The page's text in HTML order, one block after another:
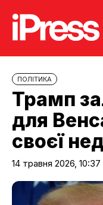
ПОЛІТИКА
Трамп
для
своєї
14 травня 2026, 10:37